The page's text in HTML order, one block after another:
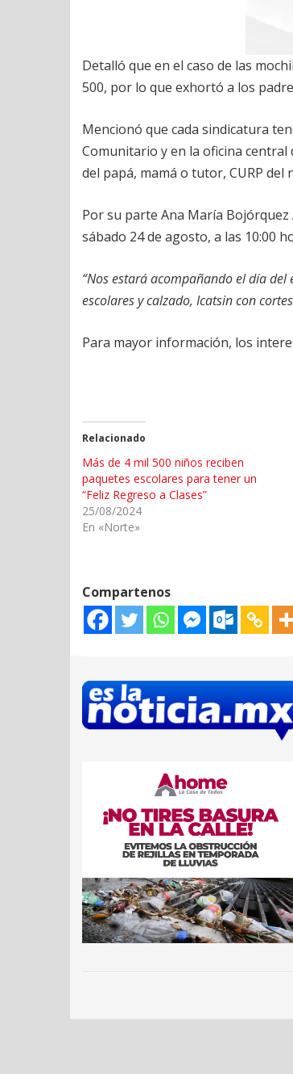
Detalló que en el caso de las
500, por lo que exhortó a los
Mencionó que cada sindicatura
Comunitario y en la oficina central
del papá, mamá o tutor, CURP del
Por su parte Ana María
sábado 24 de agosto, a las 10:00
“Nos estará acompañando el día
escolares y calzado, Icatsin con
Para mayor información, los
Relacionado
Más de 4 mil 500 niños reciben
paquetes escolares para tener un
“Feliz Regreso a Clases”
25/08/2024
En «Norte»
Compartenos